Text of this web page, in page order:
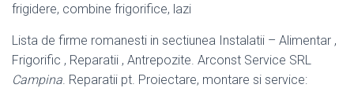
frigidere, combine frigorifice, lazi
Lista de firme romanesti in sectiunea Instalatii – Alimentar ,
Frigorific , Reparatii , Antrepozite. Arconst Service SRL
Campina . Reparatii pt. Proiectare, montare si service: